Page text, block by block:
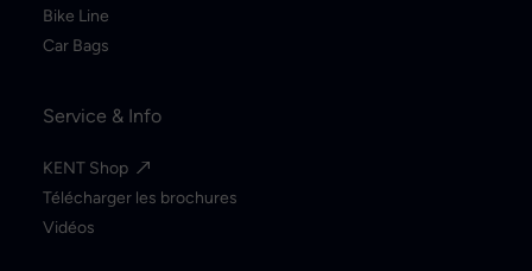
Bike Line
Car Bags
Service & Info
KENT Shop
Télécharger les brochures
Vidéos